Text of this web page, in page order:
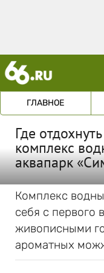
ГЛАВНОЕ
Где
комплекс
аквапарк
Комплекс
себя с первого
живописными
ароматных